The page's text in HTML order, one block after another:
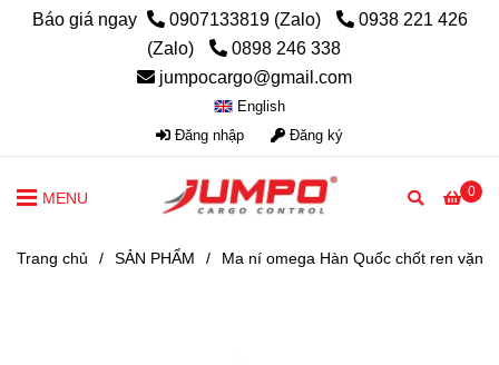
Báo giá ngay 0907133819 (Zalo)
0938 221 426
(Zalo)
0898 246 338
jumpocargo@gmail.com
English
Đăng nhập
Đăng ký
0
MENU
Trang chủ / SẢN PHẨM / Ma ní omega Hàn Quốc chốt ren vặn